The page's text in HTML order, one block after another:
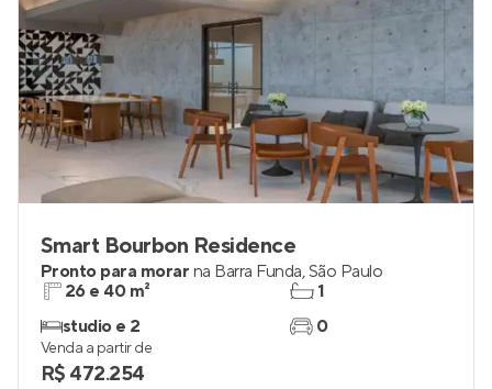
Smart Bourbon Residence
Pronto para morar na Barra Funda,São Paulo
26 e 40 m²
studio e 2
1
0
Venda a partir de
R$ 472.254